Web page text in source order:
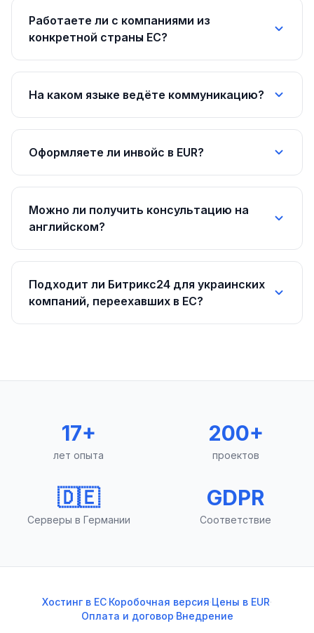
Работаете ли с компаниями из
конкретной страны ЕС?
На каком языке ведёте коммуникацию?
Оформляете ли инвойс в EUR?
Можно ли получить консультацию на
английском?
Подходит ли Битрикс24 для украинских
компаний, переехавших в ЕС?
17+
лет опыта
200+
проектов
🇩🇪
Серверы в Германии
GDPR
Соответствие
Хостинг в ЕС·Коробочная версия·Цены в EUR·
Оплата и договор·Внедрение